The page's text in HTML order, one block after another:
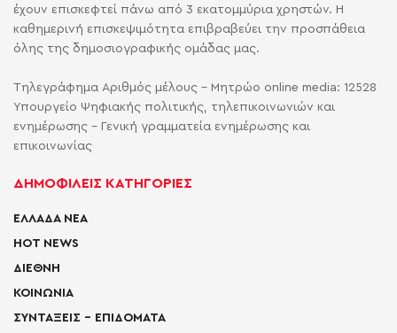
έχουν επισκεφτεί πάνω από 3 εκατομμύρια χρηστών. Η
καθημερινή επισκεψιμότητα επιβραβεύει την προσπάθεια
όλης της δημοσιογραφικής ομάδας μας.
Τηλεγράφημα Αριθμός μέλους - Μητρώο online media: 12528
Υπουργείο Ψηφιακής πολιτικής, τηλεπικοινωνιών και
ενημέρωσης - Γενική γραμματεία ενημέρωσης και
επικοινωνίας
ΔΗΜΟΦΙΛΕΙΣ ΚΑΤΗΓΟΡΙΕΣ
ΕΛΛΑΔΑ ΝΕΑ
HOT NEWS
ΔΙΕΘΝΗ
ΚΟΙΝΩΝΙΑ
ΣΥΝΤΑΞΕΙΣ – ΕΠΙΔΟΜΑΤΑ